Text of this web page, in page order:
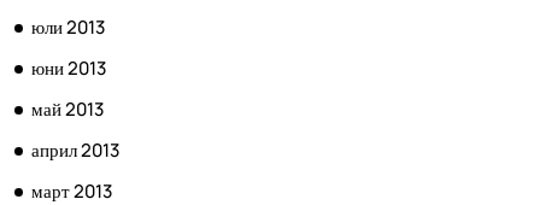
юли 2013
юни 2013
май 2013
април 2013
март 2013